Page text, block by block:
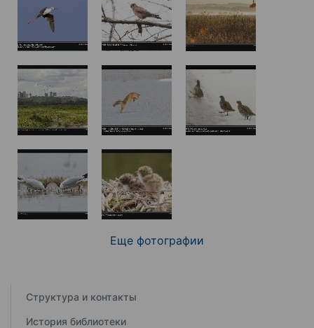
Еще фотографии
Структура и контакты
История библиотеки